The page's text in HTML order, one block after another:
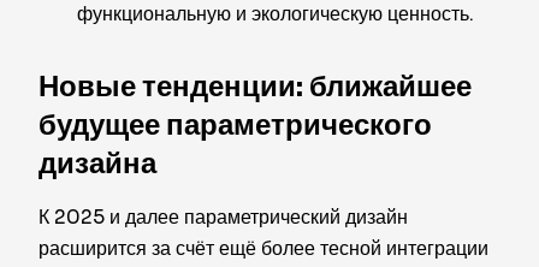
функциональную и экологическую ценность.
Новые тенденции: ближайшее
будущее параметрического
дизайна
К 2025 и далее параметрический дизайн
расширится за счёт ещё более тесной интеграции